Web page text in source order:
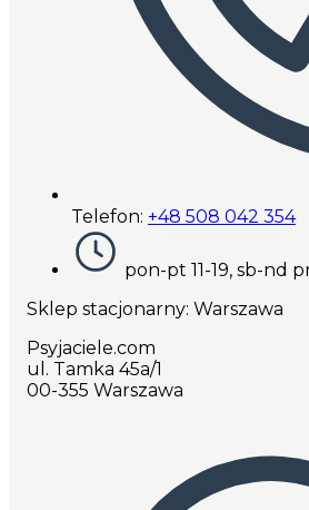
Telefon: +48 508 042 354
pon-pt 11-19, sb-nd
Sklep stacjonarny: Warszawa
Psyjaciele.com
ul. Tamka 45a/1
00-355 Warszawa